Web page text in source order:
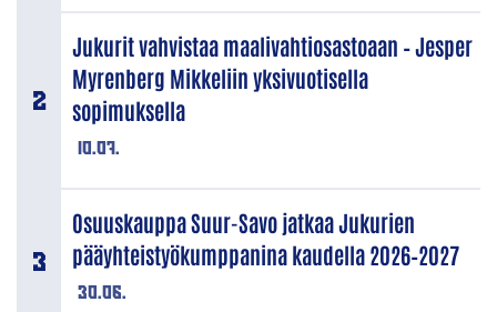
10.07.
Jukurit vahvistaa maalivahtiosastoaan – Jesper
Myrenberg Mikkeliin yksivuotisella
sopimuksella
30.06.
Osuuskauppa Suur-Savo jatkaa Jukurien
pääyhteistyökumppanina kaudella 2026–2027